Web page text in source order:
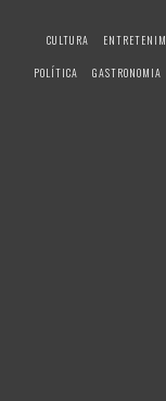
CULTURA
POLÍTICA
GASTRONOMIA